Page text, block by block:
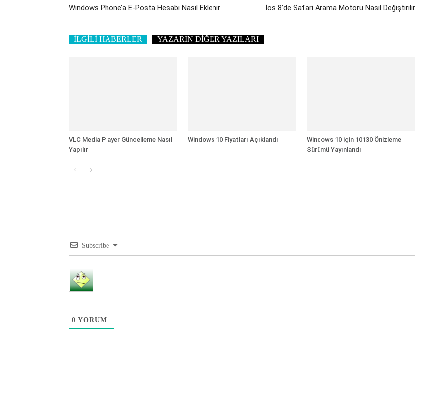
Windows Phone’a E-Posta Hesabı Nasıl Eklenir İos 8’de Safari Arama Motoru Nasıl Değiştirilir
İLGİLİ HABERLER YAZARIN DİĞER YAZILARI
VLC Media Player Güncelleme Nasıl
Yapılır
Windows 10 Fiyatları Açıklandı
Windows 10 için 10130 Önizleme
Sürümü Yayınlandı
Subscribe
0 YORUM